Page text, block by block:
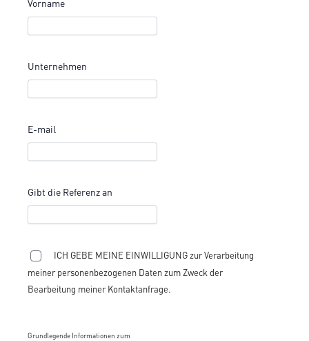
Vorname
Unternehmen
E-mail
Gibt die Referenz an
ICH GEBE MEINE EINWILLIGUNG zur Verarbeitung
meiner personenbezogenen Daten zum Zweck der
Bearbeitung meiner Kontaktanfrage.
Grundlegende Informationen zum